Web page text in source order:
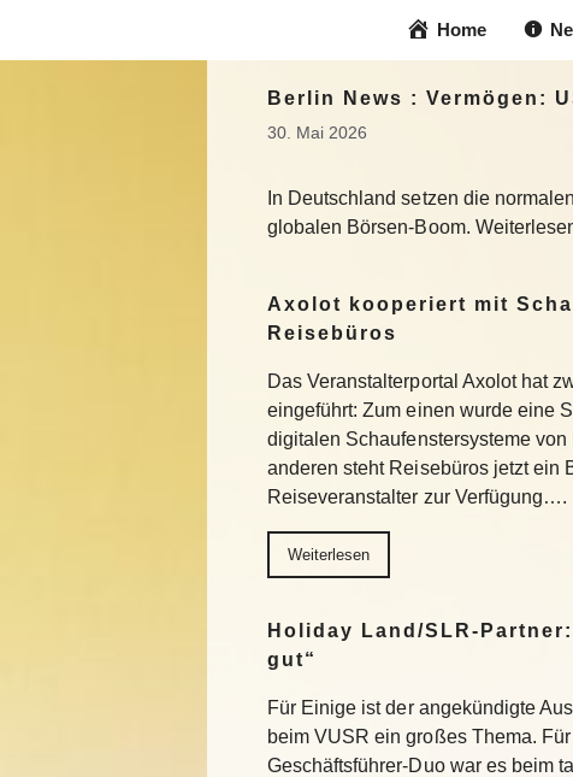
Home
Berlin News : Vermögen:
30. Mai 2026
In Deutschland setzen die
globalen Börsen-Boom.
Axolot kooperiert mit
Reisebüros
Das Veranstalterportal Axolot hat
eingeführt: Zum einen wurde eine
digitalen Schaufenstersysteme von
anderen steht Reisebüros jetzt ein
Reiseveranstalter zur Verfügung….
Weiterlesen
Holiday Land/SLR-
gut“
Für Einige ist der angekündigte
beim VUSR ein großes Thema.
Geschäftsführer-Duo war es beim